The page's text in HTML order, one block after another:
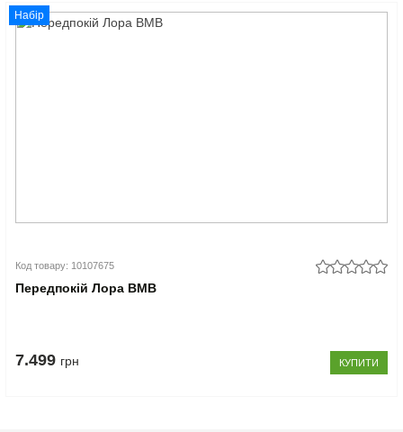
Набір
Код товару: 10107675
Передпокій Лора ВМВ
7.499 грн КУПИТИ